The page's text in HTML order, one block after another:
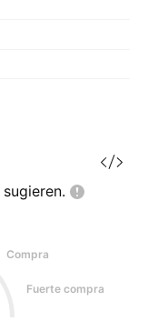
sugieren.
Compra
Fuerte compra